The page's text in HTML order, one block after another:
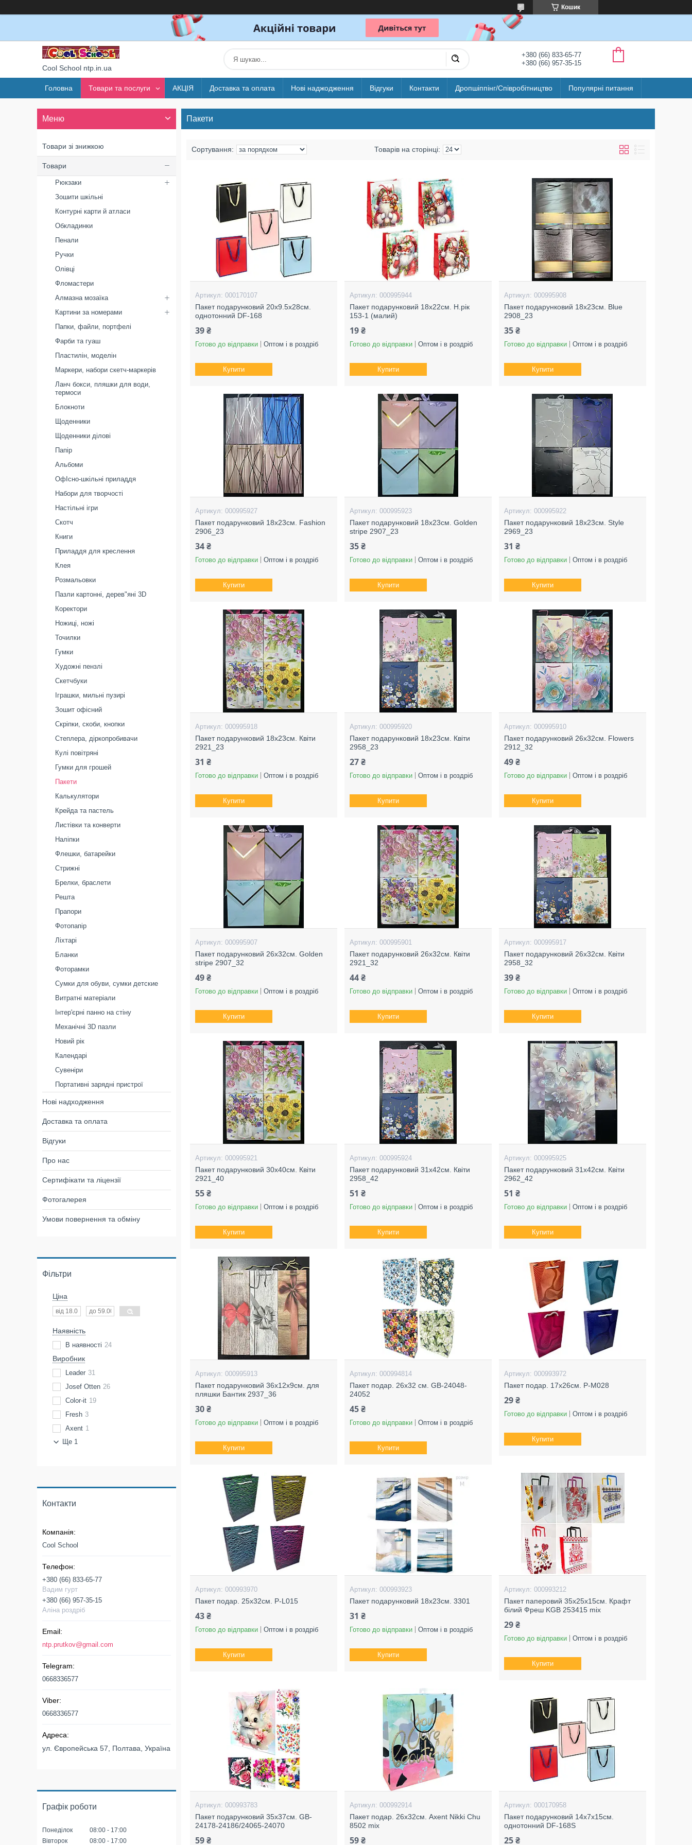
Кошик
Cool School ntp.in.ua
+380 (66) 833-65-77
+380 (66) 957-35-15
Головна Товари та послуги АКЦІЯ Доставка та оплата Нові наджодження Відгуки Контакти Дропшіппінг/Співробітництво Популярні питання
Пакети
000170107
Пакет подарунковий 20х9.5х28см.
однотонний DF-168
39 ₴
Готово до відправки Оптом і в роздріб
Купити
000995944
Пакет подарунковий 18х22см. Н.рік
153-1 (малий)
19 ₴
Готово до відправки Оптом і в роздріб
Купити
000995908
Пакет подарунковий 18х23см. Blue
2908_23
35 ₴
Готово до відправки Оптом і в роздріб
Купити
000995927
Пакет подарунковий 18х23см. Fashion
2906_23
34 ₴
Готово до відправки Оптом і в роздріб
Купити
000995923
Пакет подарунковий 18х23см. Golden
stripe 2907_23
35 ₴
Готово до відправки Оптом і в роздріб
Купити
000995922
Пакет подарунковий 18х23см. Style
2969_23
31 ₴
Готово до відправки Оптом і в роздріб
Купити
000995918
Пакет подарунковий 18х23см. Квіти
2921_23
31 ₴
Готово до відправки Оптом і в роздріб
Купити
000995920
Пакет подарунковий 18х23см. Квіти
2958_23
27 ₴
Готово до відправки Оптом і в роздріб
Купити
000995910
Пакет подарунковий 26х32см. Flowers
2912_32
49 ₴
Готово до відправки Оптом і в роздріб
Купити
000995907
Пакет подарунковий 26х32см. Golden
stripe 2907_32
49 ₴
Готово до відправки Оптом і в роздріб
Купити
000995901
Пакет подарунковий 26х32см. Квіти
2921_32
44 ₴
Готово до відправки Оптом і в роздріб
Купити
000995917
Пакет подарунковий 26х32см. Квіти
2958_32
39 ₴
Готово до відправки Оптом і в роздріб
Купити
000995921
Пакет подарунковий 30х40см. Квіти
2921_40
55 ₴
Готово до відправки Оптом і в роздріб
Купити
000995924
Пакет подарунковий 31х42см. Квіти
2958_42
51 ₴
Готово до відправки Оптом і в роздріб
Купити
000995925
Пакет подарунковий 31х42см. Квіти
2962_42
51 ₴
Готово до відправки Оптом і в роздріб
Купити
000995913
Пакет подарунковий 36х12x9см. для
пляшки Бантик 2937_36
30 ₴
Готово до відправки Оптом і в роздріб
Купити
000994814
Пакет подар. 26х32 см. GB-24048-
24052
45 ₴
Готово до відправки Оптом і в роздріб
Купити
000993972
Пакет подар. 17х26см. P-M028
29 ₴
Готово до відправки Оптом і в роздріб
Купити
000993970
Пакет подар. 25х32см. P-L015
43 ₴
Готово до відправки Оптом і в роздріб
Купити
000993923
Пакет подарунковий 18х23см. 3301
31 ₴
Готово до відправки Оптом і в роздріб
Купити
000993212
Пакет паперовий 35х25х15см. Крафт
білий Фреш KGB 253415 mix
29 ₴
Готово до відправки Оптом і в роздріб
Купити
000993783
Пакет подарунковий 35х37см. GB-
24178-24186/24065-24070
59 ₴
000992914
Пакет подар. 26х32см. Axent Nikki Chu
8502 mix
59 ₴
000170958
Пакет подарунковий 14х7х15см.
однотонний DF-168S
25 ₴
Товари зі знижкою
Товари
Рюкзаки
Зошити шкільні
Контурні карти й атласи
Обкладинки
Пенали
Ручки
Олівці
Фломастери
Алмазна мозаїка
Картини за номерами
Папки, файли, портфелі
Фарби та гуаш
Пластилін, моделін
Маркери, набори скетч-маркерів
Ланч бокси, пляшки для води,
термоси
Блокноти
Щоденники
Щоденники ділові
Папір
Альбоми
ОфІсно-шкільні приладдя
Набори для творчості
Настільні ігри
Скотч
Книги
Приладдя для креслення
Клея
Розмальовки
Пазли картонні, дерев"яні 3D
Коректори
Ножиці, ножі
Точилки
Гумки
Художні пензлі
Скетчбуки
Іграшки, мильні пузирі
Зошит офісний
Скріпки, скоби, кнопки
Степлера, діркопробивачи
Кулі повітряні
Гумки для грошей
Пакети
Калькулятори
Крейда та пастель
Листівки та конверти
Наліпки
Флешки, батарейки
Стрижні
Брелки, браслети
Решта
Прапори
Фотопапір
Ліхтарі
Бланки
Фоторамки
Сумки для обуви, сумки детские
Витратні матеріали
Інтер'єрні панно на стіну
Механічні 3D пазли
Новий рік
Календарі
Сувеніри
Портативні зарядні пристрої
Нові надходження
Доставка та оплата
Відгуки
Про нас
Сертифікати та ліцензії
Фотогалерея
Умови повернення та обміну
Фільтри
Ціна
Наявність
В наявності 24
Виробник
Leader 31
Josef Otten 26
Color-it 19
Fresh 3
Axent 1
Ще 1
Контакти
Cool School
+380 (66) 833-65-77
Вадим гурт
+380 (66) 957-35-15
Аліна роздріб
ntp.prutkov@gmail.com
0668336577
0668336577
ул. Європейська 57, Полтава, Україна
Графік роботи
Понеділок 08:00
17:00
Вівторок
08:00 17:00